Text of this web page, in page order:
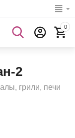
0
2
грили, печи